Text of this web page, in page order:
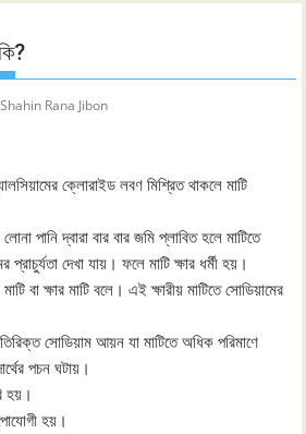
Shahin Rana Jibon
ক্লোরাইড লবণ মিশ্রিত থাকলে মাটি
পানি দ্বারা বার বার জমি প্লাবিত হলে মাটিতে
দেখা যায়। ফলে মাটি ক্ষার ধর্মী হয়।
বা ক্ষার মাটি বলে। এই ক্ষারীয় মাটিতে সোডিয়ামের
সোডিয়াম আয়ন যা মাটিতে অধিক পরিমাণে
পচন ঘটায়।
হয়।
হয়।